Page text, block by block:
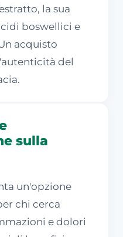
la sua
boswellici e
acquisto
del
sulla
un'opzione
chi cerca
e dolori